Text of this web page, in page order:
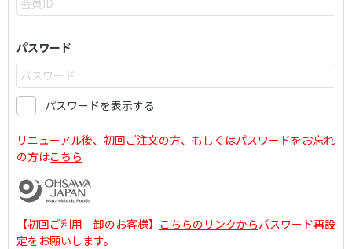
パスワード
パスワードを表示する
リニューアル後、初回ご注文の方、もしくはパスワードをお忘れ
の方はこちら
【初回ご利用 卸のお客様】 こちらのリンクからパスワード再設
定をお願いします。